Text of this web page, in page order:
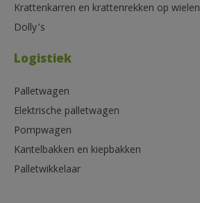
Krattenkarren en krattenrekken op wielen
Dolly’s
Logistiek
Palletwagen
Elektrische palletwagen
Pompwagen
Kantelbakken en kiepbakken
Palletwikkelaar